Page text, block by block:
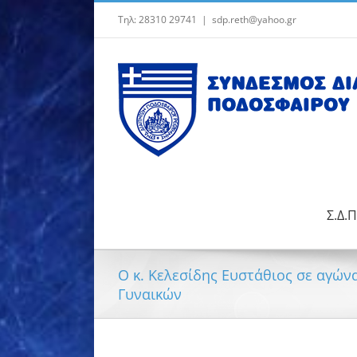
στο
περιεχόμενο
Τηλ: 28310 29741 | sdp.reth@yahoo.gr
Ο κ. Κελεσίδης Ευστάθιος σε
Γυναικών